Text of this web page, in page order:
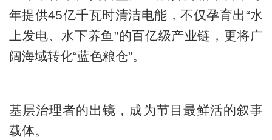
年提供45亿千瓦时清洁电能，不仅孕育出“水
上发电、水下养鱼”的百亿级产业链，更将广
阔海域转化“蓝色粮仓”。
基层治理者的出镜，成为节目最鲜活的叙事
载体。